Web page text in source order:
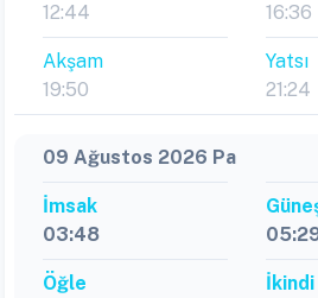
12:44
16:36
Akşam
19:50
Yatsı
21:24
09 Ağustos 2026 Pa
İmsak
03:48
Öğle
İkindi